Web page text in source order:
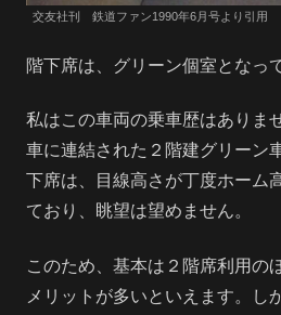
交友社刊 鉄道ファン1990年6月号より引用
階下席は、グリーン個室となっ
私はこの車両の乗車歴はありま
車に連結された２階建グリーン
下席は、目線高さが丁度ホーム
ており、眺望は望めません。
このため、基本は２階席利用の
メリットが多いといえます。し